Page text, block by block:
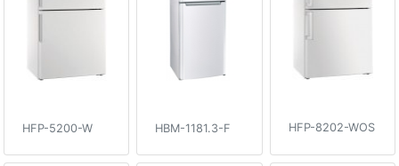
HFP-5200-W HBM-1181.3-F HFP-8202-WOS